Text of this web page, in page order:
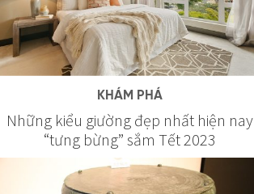
KHÁM PHÁ
Những kiểu giường đẹp nhất hiện nay
“tưng bừng” sắm Tết 2023